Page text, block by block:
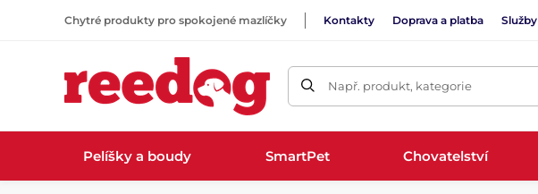
Chytré produkty pro spokojené mazlíčky Kontakty Doprava a platba Služby
Např. produkt, kategorie
Pelíšky a boudy SmartPet Chovatelství